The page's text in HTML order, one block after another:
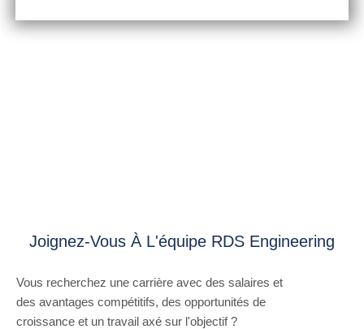
Joignez-Vous À L'équipe RDS Engineering
Vous recherchez une carrière avec des salaires et
des avantages compétitifs, des opportunités de
croissance et un travail axé sur l'objectif ?